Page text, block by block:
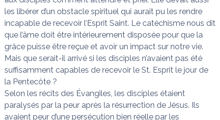
les libérer d’un obstacle spirituel qui aurait pu les rendre
incapable de recevoir l’Esprit Saint. Le catéchisme nous dit
que l’âme doit être intérieurement disposée pour que la
grâce puisse être reçue et avoir un impact sur notre vie.
Mais que serait-il arrivé si les disciples n’avaient pas été
suffisamment capables de recevoir le St. Esprit le jour de
la Pentecôte ?
Selon les récits des Évangiles, les disciples étaient
paralysés par la peur après la résurrection de Jésus. Ils
avaient peur d’une persécution bien réelle par les